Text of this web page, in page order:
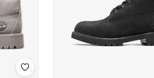
Shto në wishlist